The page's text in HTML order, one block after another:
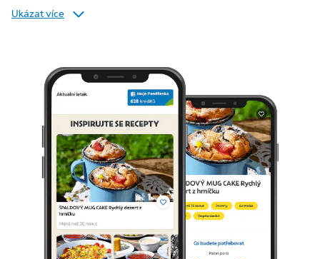
Ukázat více